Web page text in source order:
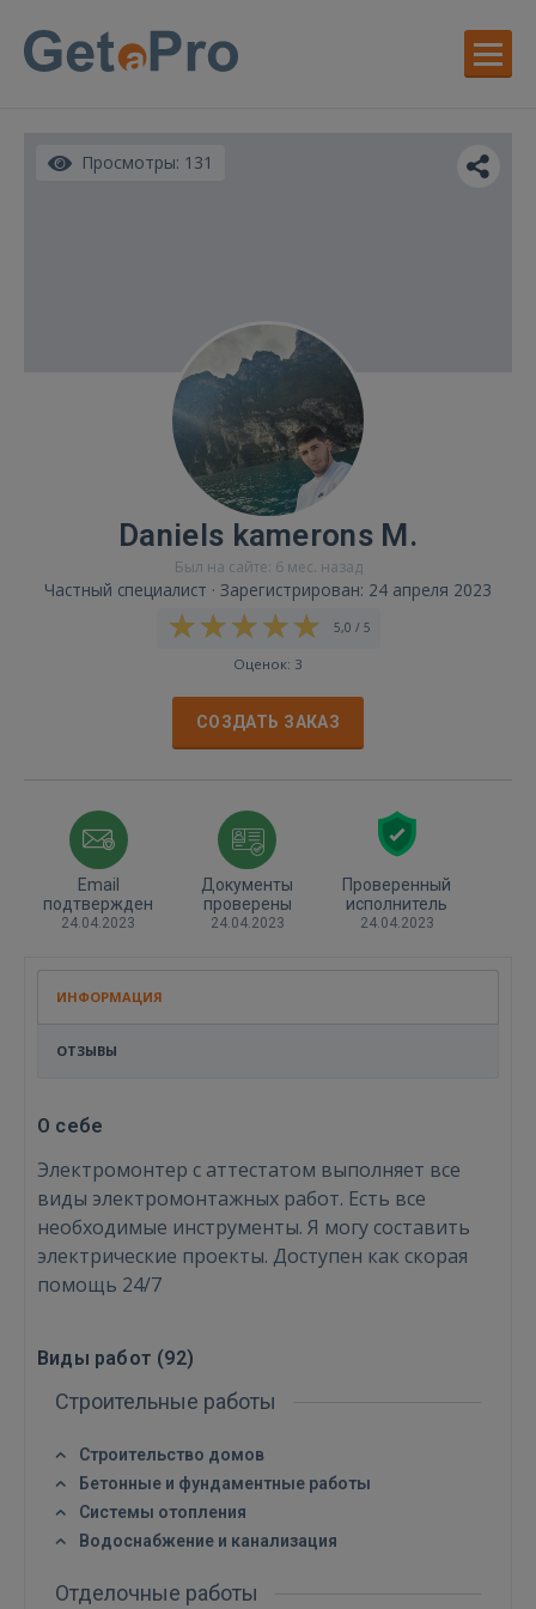
Просмотры: 131
Daniels kamerons M.
Был на сайте: 6 мес. назад
Частный специалист · Зарегистрирован: 24 апреля 2023
5,0 / 5
Оценок: 3
СОЗДАТЬ ЗАКАЗ
Email
подтвержден
24.04.2023
Документы
проверены
24.04.2023
Проверенный
исполнитель
24.04.2023
ИНФОРМАЦИЯ
ОТЗЫВЫ
О себе
Электромонтер с аттестатом выполняет все
виды электромонтажных работ. Есть все
необходимые инструменты. Я могу составить
электрические проекты. Доступен как скорая
помощь 24/7
Виды работ (92)
Строительные работы
Строительство домов
Бетонные и фундаментные работы
Системы отопления
Водоснабжение и канализация
Отделочные работы